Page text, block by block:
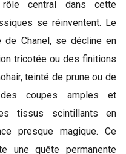
rôle central dans cette
se réinventent. Le
de Chanel, se décline en
tricotée ou des finitions
teinté de prune ou de
coupes amples et
tissus scintillants en
presque magique. Ce
une quête permanente